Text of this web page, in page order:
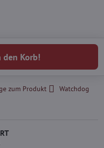
den Korb!
zum Produkt
Watchdog